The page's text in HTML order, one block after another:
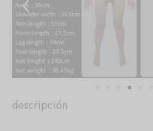
descripción